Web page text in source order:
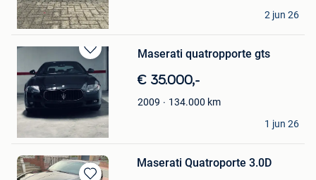
Dylan
Tervuren
2 jun 26
Bewaren
in
Mijn
Favorieten
Maserati quatropporte gts
€ 35.000,-
2009 134.000 km
Leandro
Marcinelle
1 jun 26
Maserati Quatroporte 3.0D